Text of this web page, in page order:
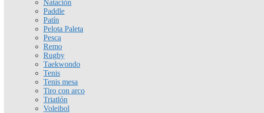
Natación
Paddle
Patín
Pelota Paleta
Pesca
Remo
Rugby
Taekwondo
Tenis
Tenis mesa
Tiro con arco
Triatlón
Voleibol